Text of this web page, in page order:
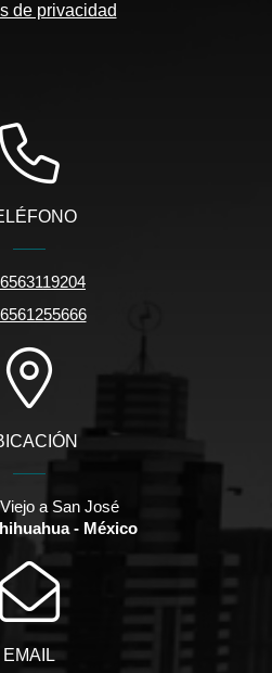
de privacidad
a San José
- México
EMAIL